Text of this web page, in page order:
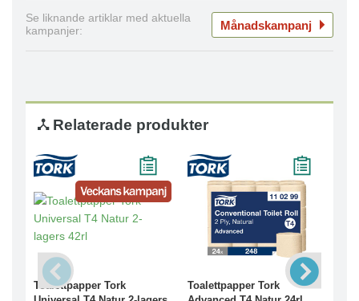
Se liknande artiklar med aktuella
kampanjer:
Månadskampanj
Relaterade produkter
Toalettpapper Tork
Toalettpapper Tork